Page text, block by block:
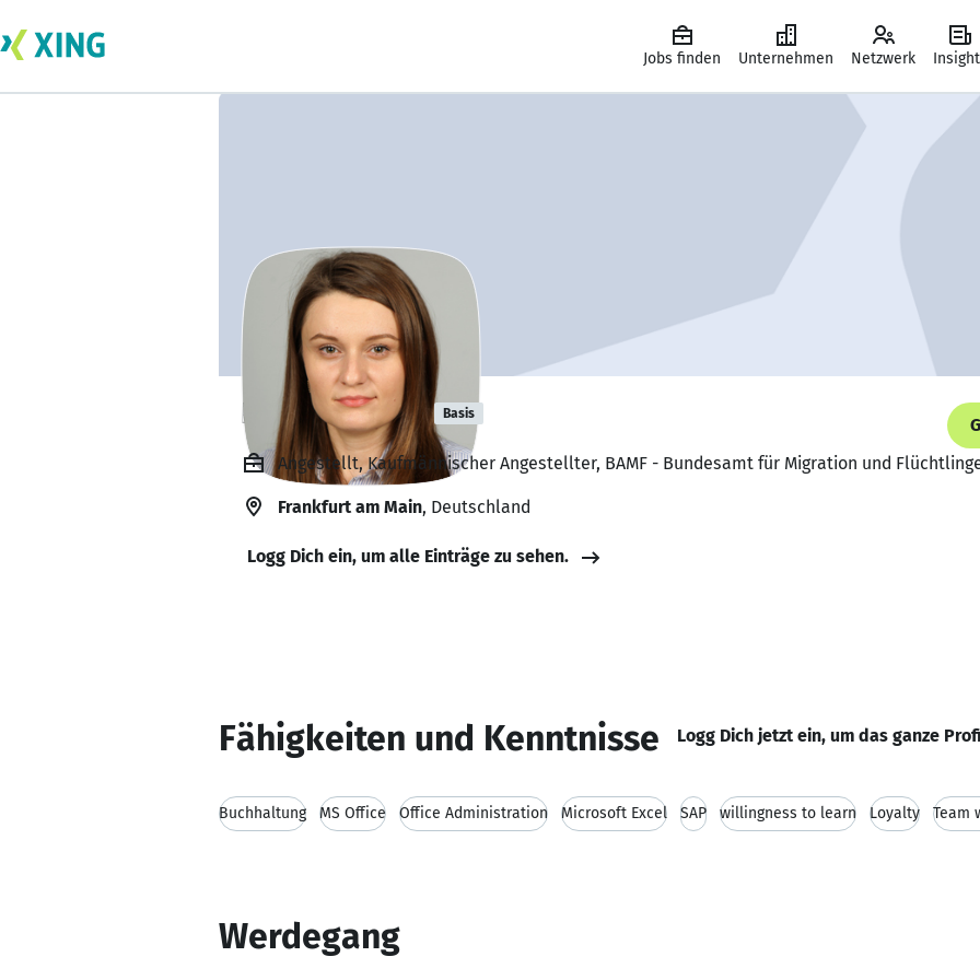
Jobs finden Unternehmen Netzwerk
Hyulia Kemal Basis
Angestellt, Kaufmännischer Angestellter, BAMF - Bundesamt für Migration und
Frankfurt am Main, Deutschland
Logg Dich ein, um alle Einträge zu sehen.
Fähigkeiten und Kenntnisse Logg Dich jetzt ein, um das ganze
Buchhaltung MS Office Office Administration Microsoft Excel SAP willingness to learn Loyalty Team
Werdegang